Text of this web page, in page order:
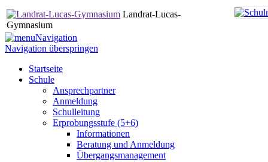
Landrat-Lucas-
Gymnasium
Navigation
Navigation überspringen
Startseite
Schule
Ansprechpartner
Anmeldung
Schulleitung
Erprobungsstufe (5+6)
Informationen
Beratung und Anmeldung
Übergangsmanagement